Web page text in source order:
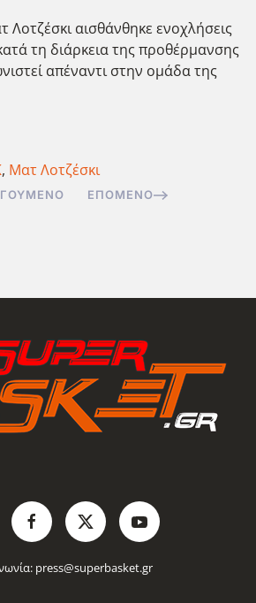
Λοτζέσκι αισθάνθηκε ενοχλήσεις
τη διάρκεια της προθέρμανσης
απέναντι στην ομάδα της
, Ματ Λοτζέσκι
ΕΠΌΜΕΝΟ
press@superbasket.gr